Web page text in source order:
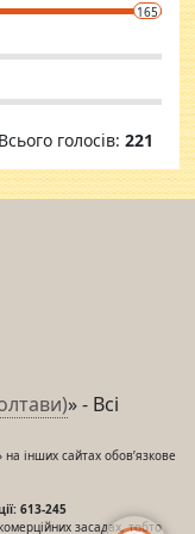
165
Всього голосів: 221
» - Всі
інших сайтах обов’язкове
613-245
засадах, тобто